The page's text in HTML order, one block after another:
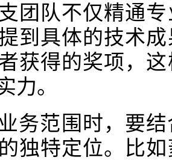
团队不仅精通
到具体的技术
获得的奖项，
力。
务范围时，要
独特定位。比